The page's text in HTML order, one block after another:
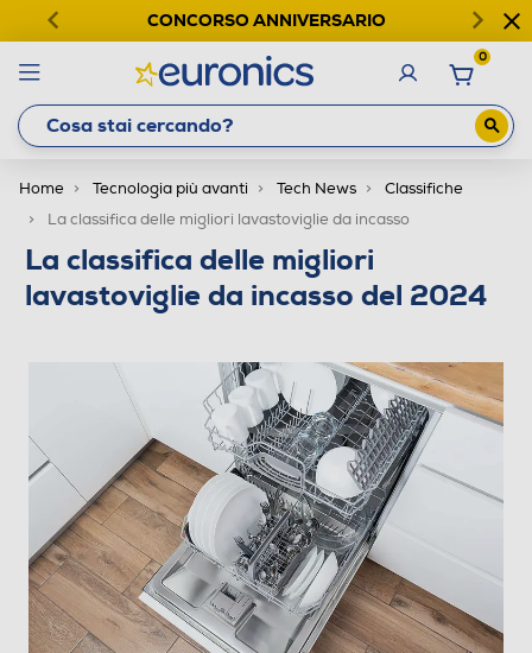
CONCORSO ANNIVERSARIO
0
Home Tecnologia più avanti Tech News
Classifiche
La classifica delle migliori lavastoviglie da incasso
La classifica delle migliori
lavastoviglie da incasso del 2024